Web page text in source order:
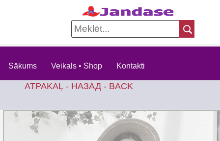
Sākums Veikals • Shop Kontakti
ATPAKAĻ - НАЗАД - BACK